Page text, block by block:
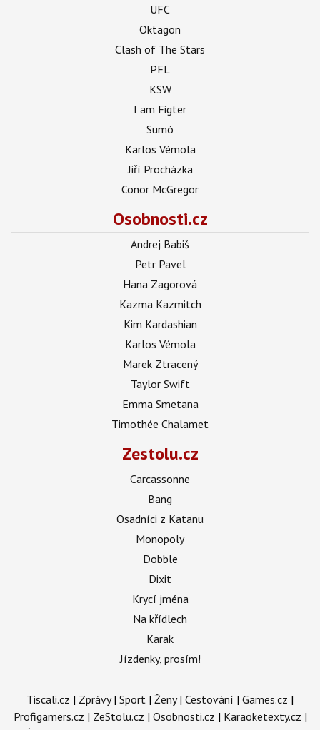
UFC
Oktagon
Clash of The Stars
PFL
KSW
I am Figter
Sumó
Karlos Vémola
Jiří Procházka
Conor McGregor
Osobnosti.cz
Andrej Babiš
Petr Pavel
Hana Zagorová
Kazma Kazmitch
Kim Kardashian
Karlos Vémola
Marek Ztracený
Taylor Swift
Emma Smetana
Timothée Chalamet
Zestolu.cz
Carcassonne
Bang
Osadníci z Katanu
Monopoly
Dobble
Dixit
Krycí jména
Na křídlech
Karak
Jízdenky, prosím!
Tiscali.cz | Zprávy| Sport | Ženy| Cestování | Games.cz |
Profigamers.cz | ZeStolu.cz | Osobnosti.cz | Karaoketexty.cz |